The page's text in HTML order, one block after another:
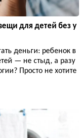
для детей без у
деньги: ребенок в
— не стыд, а разу
Просто не хотите